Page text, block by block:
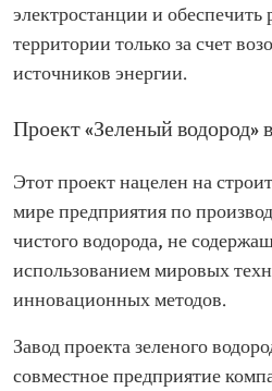
электростанции и обеспечить
территории только за счет
источников энергии.
Проект «Зеленый водород»
Этот проект нацелен на
мире предприятия по
чистого водорода, не
использованием мировых
инновационных методов.
Завод проекта зеленого
совместное предприятие